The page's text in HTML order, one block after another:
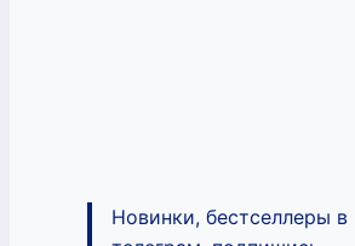
Новинки, бестселлеры